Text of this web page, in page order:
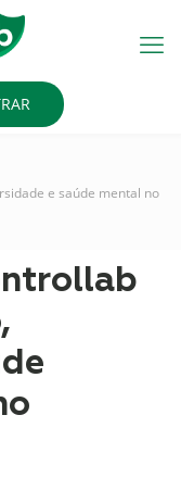
e saúde mental no